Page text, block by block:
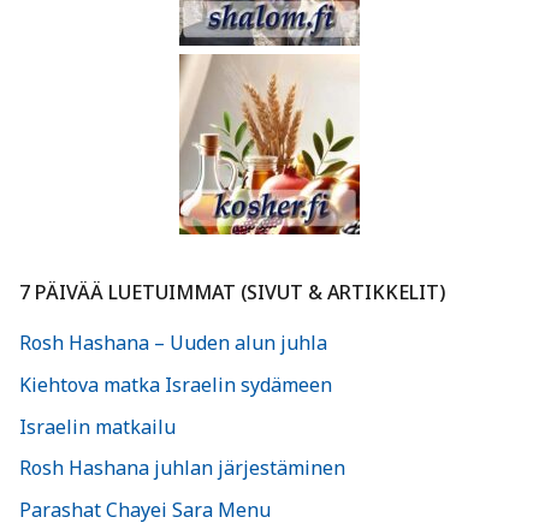
7 PÄIVÄÄ LUETUIMMAT (SIVUT & ARTIKKELIT)
Rosh Hashana – Uuden alun juhla
Kiehtova matka Israelin sydämeen
Israelin matkailu
Rosh Hashana juhlan järjestäminen
Parashat Chayei Sara Menu